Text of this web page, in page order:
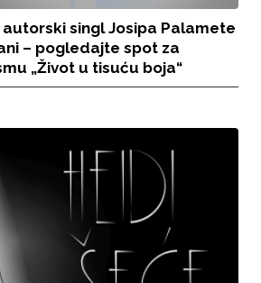
autorski singl Josipa Palamete
– pogledajte spot za
„Život u tisuću boja“